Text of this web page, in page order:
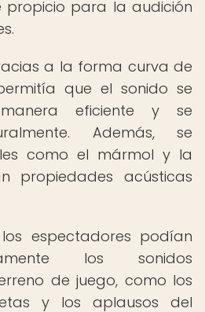
propicio para la audición
a la forma curva de
que el sonido se
eficiente y se
Además, se
como el mármol y la
propiedades acústicas
espectadores podían
los sonidos
de juego, como los
y los aplausos del